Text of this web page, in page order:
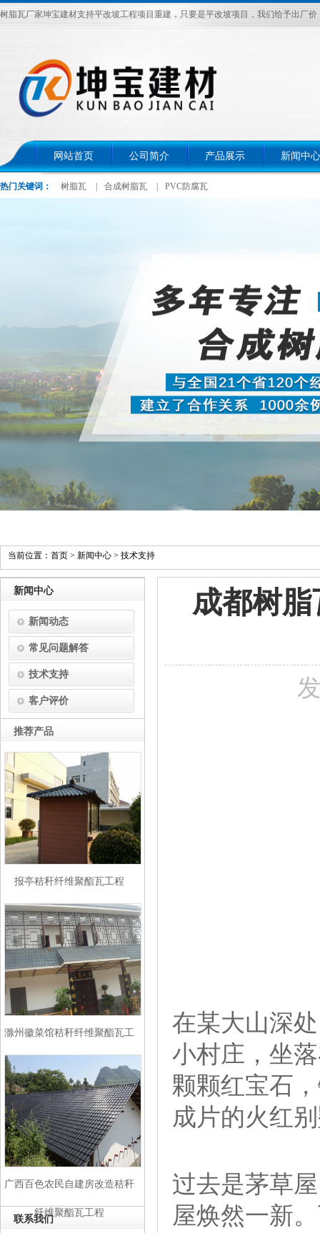
树脂瓦厂家坤宝建材支持平改坡工程项目重建，只要是平改坡项目，我们给予出厂价
网站首页 公司简介 产品展示 新闻中心
热门关键词： 树脂瓦 合成树脂瓦 PVC防腐瓦
当前位置： 首页 > 新闻中心 > 技术支持
成都树
在某大山深
小村庄，坐
颗颗红宝石
成片的火红
过去是茅草
屋焕然一新
新闻中心
新闻动态
常见问题解答
技术支持
客户评价
推荐产品
报亭秸秆纤维聚酯瓦工程
滁州徽菜馆秸秆纤维聚酯瓦工
广西百色农民自建房改造秸秆
纤维聚酯瓦工程
联系我们